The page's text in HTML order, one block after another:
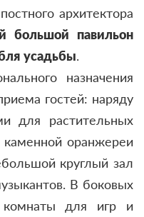
архитектора
большой павильон
усадьбы.
назначения
гостей: наряду
для растительных
оранжереи
круглый зал
В боковых
комнаты для игр и